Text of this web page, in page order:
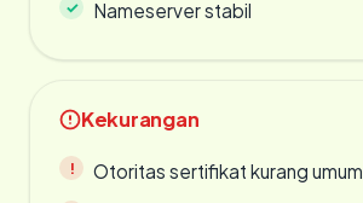
Nameserver stabil
Kekurangan
Otoritas sertifikat kurang umum